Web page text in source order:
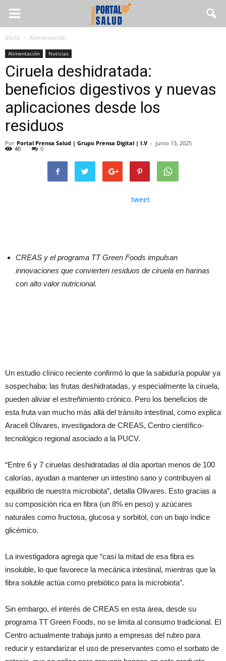
Inicio Alimentación
Alimentación Noticias
Ciruela deshidratada:
beneficios digestivos y nuevas
aplicaciones desde los
residuos
Por Portal Prensa Salud | Grupo Prensa Digital | I.V - junio 13, 2025
40 0
tweet
CREAS y el programa TT Green Foods impulsan
innovaciones que convierten residuos de ciruela en harinas
con alto valor nutricional.
Un estudio clínico reciente confirmó lo que la sabiduría popular ya
sospechaba: las frutas deshidratadas, y especialmente la ciruela,
pueden aliviar el estreñimiento crónico. Pero los beneficios de
esta fruta van mucho más allá del tránsito intestinal, como explica
Araceli Olivares, investigadora de CREAS, Centro científico-
tecnológico regional asociado a la PUCV.
“Entre 6 y 7 ciruelas deshidratadas al día aportan menos de 100
calorías, ayudan a mantener un intestino sano y contribuyen al
equilibrio de nuestra microbiota”, detalla Olivares. Esto gracias a
su composición rica en fibra (un 8% en peso) y azúcares
naturales como fructosa, glucosa y sorbitol, con un bajo índice
glicémico.
La investigadora agrega que “casi la mitad de esa fibra es
insoluble, lo que favorece la mecánica intestinal, mientras que la
fibra soluble actúa como prebiótico para la microbiota”.
Sin embargo, el interés de CREAS en esta área, desde su
programa TT Green Foods, no se limita al consumo tradicional. El
Centro actualmente trabaja junto a empresas del rubro para
reducir y estandarizar el uso de preservantes como el sorbato de